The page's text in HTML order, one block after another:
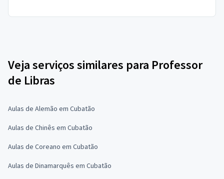
Veja serviços similares para Professor
de Libras
Aulas de Alemão em Cubatão
Aulas de Chinês em Cubatão
Aulas de Coreano em Cubatão
Aulas de Dinamarquês em Cubatão